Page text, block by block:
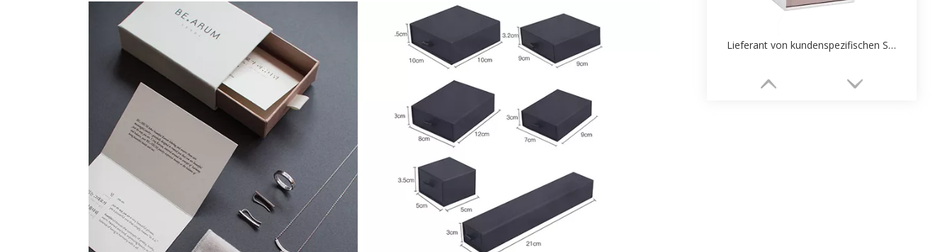
Lieferant von kundenspezifischen Schmuckpapierverpackungsboxen